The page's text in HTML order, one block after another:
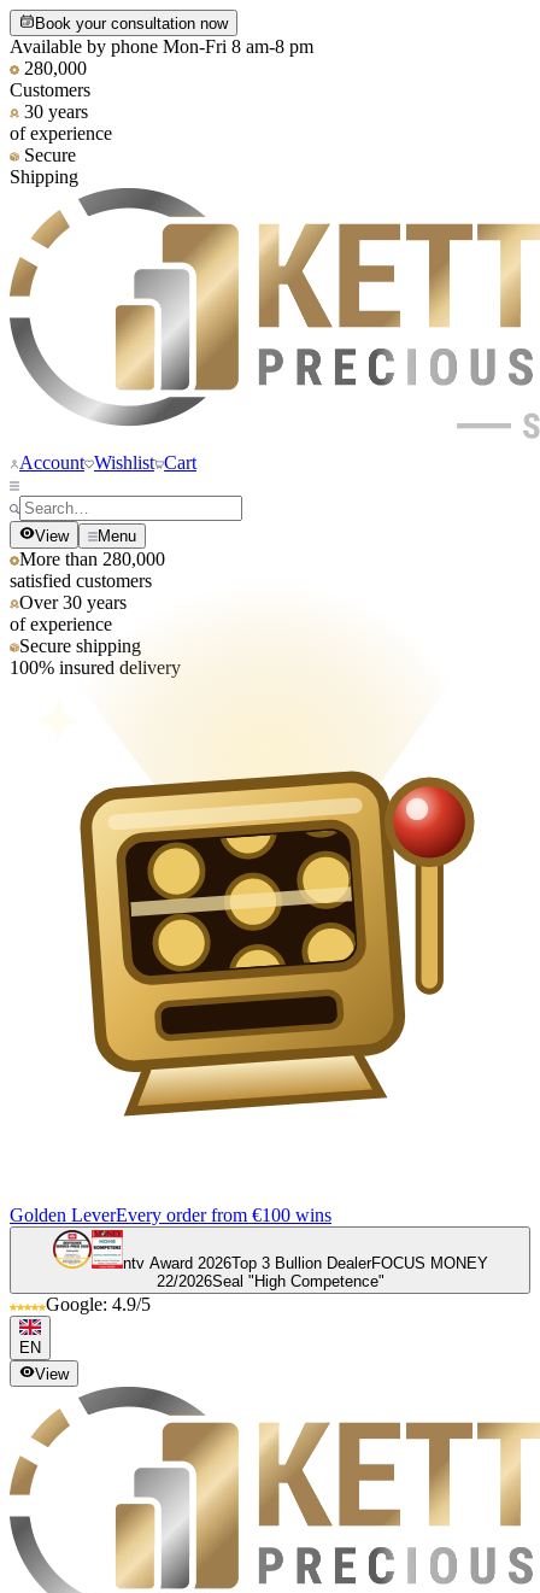
Book your consultation now
Available by phone Mon-Fri 8 am-8 pm
280,000
Customers
30 years
of experience
Secure
Shipping
Account Wishlist Cart
View Menu
More than 280,000
satisfied customers
Over 30 years
of experience
Secure shipping
100% insured delivery
Golden LeverEvery order from €100 wins
ntv Award 2026Top 3 Bullion DealerFOCUS MONEY
22/2026Seal "High Competence"
Google: 4.9/5
EN
View